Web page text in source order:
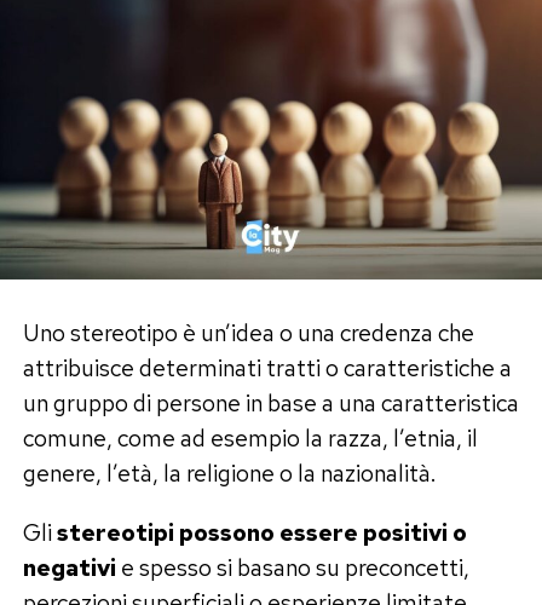
Uno stereotipo è un’idea o una credenza che
attribuisce determinati tratti o caratteristiche a
un gruppo di persone in base a una caratteristica
comune, come ad esempio la razza, l’etnia, il
genere, l’età, la religione o la nazionalità.
Glistereotipi possono essere positivi o
negativi e spesso si basano su preconcetti,